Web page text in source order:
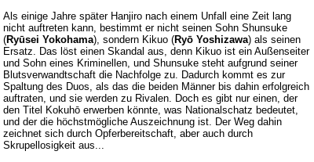
Als einige Jahre später Hanjiro nach einem Unfall eine Zeit lang
nicht auftreten kann, bestimmt er nicht seinen Sohn Shunsuke
(Ryūsei Yokohama), sondern Kikuo (Ryō Yoshizawa) als seinen
Ersatz. Das löst einen Skandal aus, denn Kikuo ist ein Außenseiter
und Sohn eines Kriminellen, und Shunsuke steht aufgrund seiner
Blutsverwandtschaft die Nachfolge zu. Dadurch kommt es zur
Spaltung des Duos, als das die beiden Männer bis dahin erfolgreich
auftraten, und sie werden zu Rivalen. Doch es gibt nur einen, der
den Titel Kokuhō erwerben könnte, was Nationalschatz bedeutet,
und der die höchstmögliche Auszeichnung ist. Der Weg dahin
zeichnet sich durch Opferbereitschaft, aber auch durch
Skrupellosigkeit aus...